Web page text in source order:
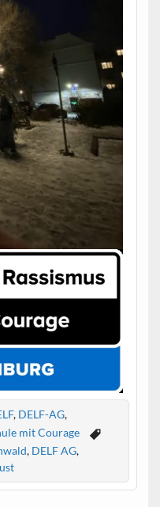
, DELF-AG,
mit Courage
, DELF AG,